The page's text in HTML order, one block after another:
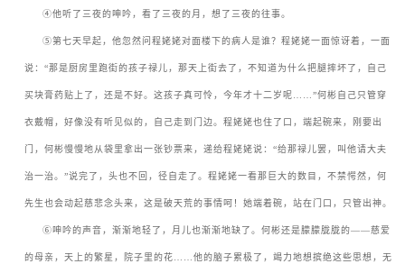
ㅤㅤ④他听了三夜的呻吟，看了三夜的月，想了三夜的往事。
ㅤㅤ⑤第七天早起，他忽然问程姥姥对面楼下的病人是谁？程姥姥一面惊讶着，一面
说：“那是厨房里跑街的孩子禄儿，那天上街去了，不知道为什么把腿摔坏了，自己
买块膏药贴上了，还是不好。这孩子真可怜，今年才十二岁呢 ……”何彬自己只管穿
衣戴帽，好像没有听见似的，自己走到门边。程姥姥也住了口，端起碗来，刚要出
门，何彬慢慢地从袋里拿出一张钞票来，递给程姥姥说：“给那禄儿罢，叫他请大夫
治一治。”说完了，头也不回，径自走了。程姥姥一看那巨大的数目，不禁愕然，何
先生也会动起慈悲念头来，这是破天荒的事情呵！她端着碗，站在门口，只管出神。
ㅤㅤ⑥呻吟的声音，渐渐地轻了，月儿也渐渐地缺了。何彬还是朦朦胧胧的——慈爱
的母亲，天上的繁星，院子里的花 ……他的脑子累极了，竭力地想摈绝这些思想，无